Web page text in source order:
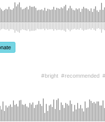
bright recommended